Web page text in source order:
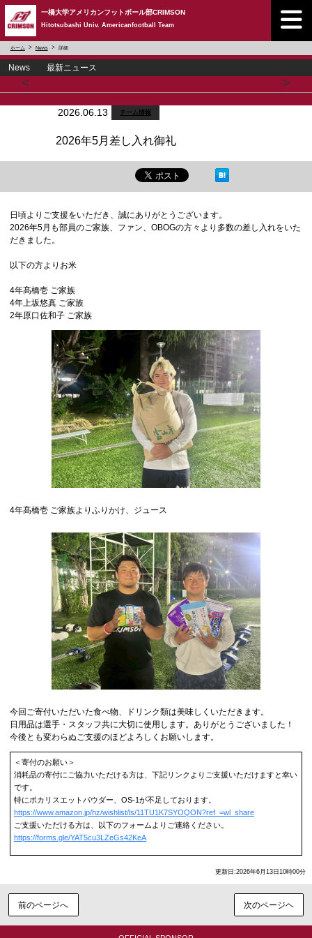
一橋大学アメリカンフットボール部CRIMSON
Hitotsubashi Univ. Americanfootball Team
ホーム News 詳細
News 最新ニュース
< >
2026.06.13 チーム情報
2026年5月差し入れ御礼
日頃よりご支援をいただき、誠にありがとうございます。
2026年5月も部員のご家族、ファン、OBOGの方々より多数の差し入れをいた
だきました。
以下の方よりお米
4年髙橋壱 ご家族
4年上坂悠真 ご家族
2年原口佐和子 ご家族
4年髙橋壱 ご家族よりふりかけ、ジュース
今回ご寄付いただいた食べ物、ドリンク類は美味しくいただきます。
日用品は選手・スタッフ共に大切に使用します。ありがとうございました！
今後とも変わらぬご支援のほどよろしくお願いします。
＜寄付のお願い＞
消耗品の寄付にご協力いただける方は、下記リンクよりご支援いただけますと幸い
です。
特にポカリスエットパウダー、OS-1が不足しております。
https://www.amazon.jp/hz/wishlist/ls/11TU1K7SYOQON?ref_=wl_share
ご支援いただける方は、以下のフォームよりご連絡ください。
https://forms.gle/YAT5cu3LZeGs42KeA
更新日:2026年6月13日10時00分
前のページへ 次のページヘ